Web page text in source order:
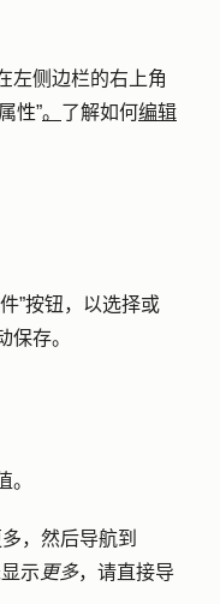
左侧边栏的右上角
性”。 了解如何编辑
”按钮，以选择或
保存。
。
，然后导航到
示 更多，请直接导